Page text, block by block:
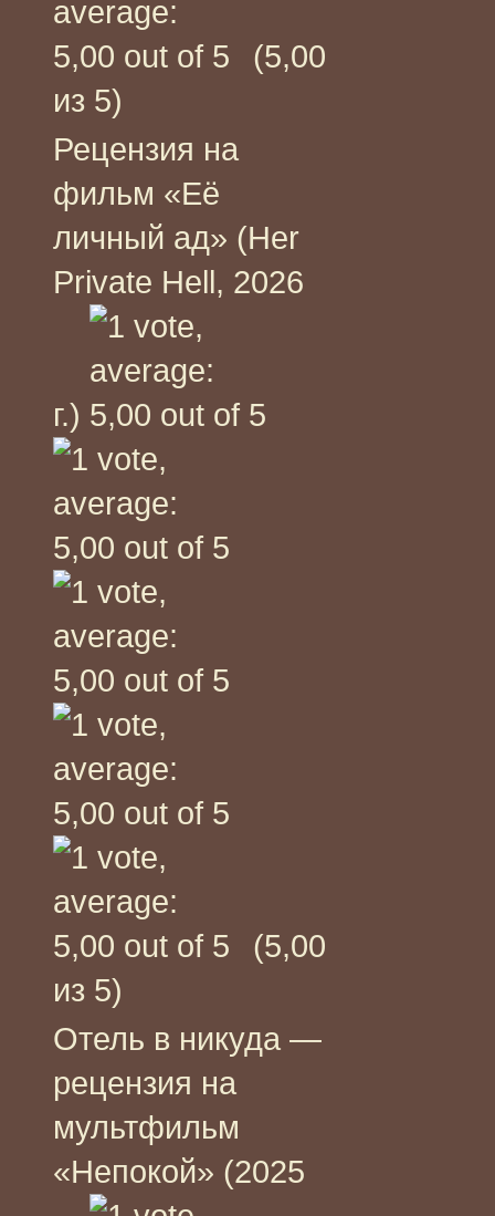
(5,00
из 5)
Рецензия на
фильм «Её
личный ад» (Her
Private Hell, 2026
г.)
(5,00
из 5)
Отель в никуда —
рецензия на
мультфильм
«Непокой» (2025